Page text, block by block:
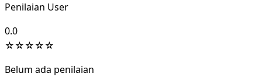
Penilaian User
0.0
☆☆☆☆☆
Belum ada penilaian